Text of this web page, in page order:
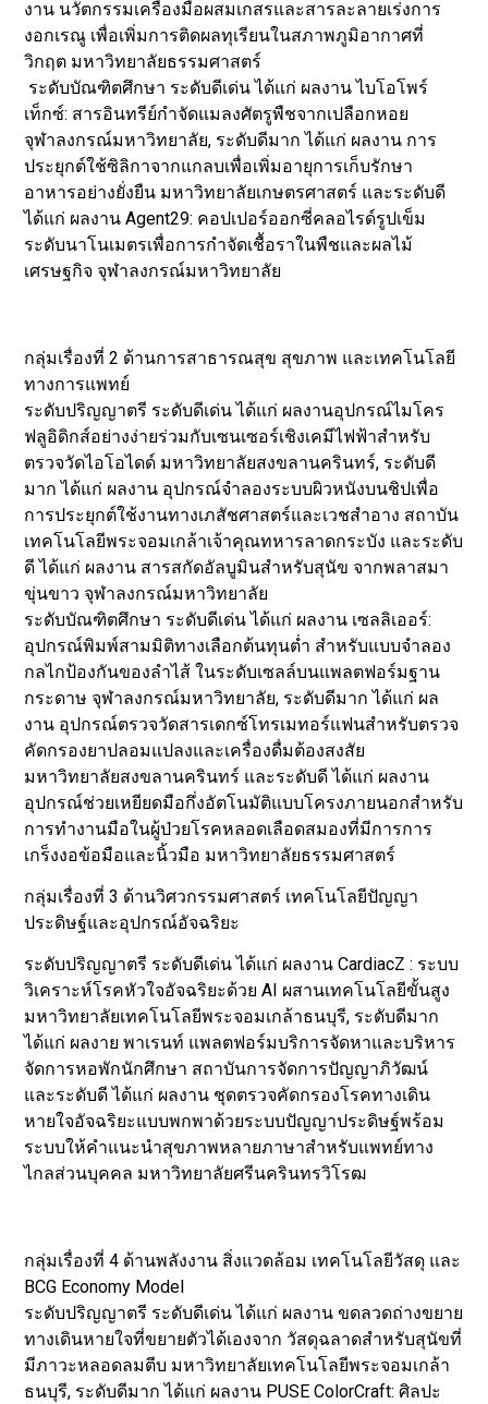
งาน นวัตกรรมเครื่องมือผสมเกสรและสารละลายเร่งการ
งอกเรณู เพื่อเพิ่มการติดผลทุเรียนในสภาพภูมิอากาศที่
วิกฤต มหาวิทยาลัยธรรมศาสตร์
ระดับบัณฑิตศึกษา ระดับดีเด่น ได้แก่ ผลงาน ไบโอโพร์
เท็กซ์: สารอินทรีย์กำจัดแมลงศัตรูพืชจากเปลือกหอย
จุฬาลงกรณ์มหาวิทยาลัย, ระดับดีมาก ได้แก่ ผลงาน การ
ประยุกต์ใช้ซิลิกาจากแกลบเพื่อเพิ่มอายุการเก็บรักษา
อาหารอย่างยั่งยืน มหาวิทยาลัยเกษตรศาสตร์ และระดับดี
ได้แก่ ผลงาน Agent29: คอปเปอร์ออกซี่คลอไรด์รูปเข็ม
ระดับนาโนเมตรเพื่อการกำจัดเชื้อราในพืชและผลไม้
เศรษฐกิจ จุฬาลงกรณ์มหาวิทยาลัย
กลุ่มเรื่องที่ 2 ด้านการสาธารณสุข สุขภาพ และเทคโนโลยี
ทางการแพทย์
ระดับปริญญาตรี ระดับดีเด่น ได้แก่ ผลงานอุปกรณ์ไมโคร
ฟลูอิดิกส์อย่างง่ายร่วมกับเซนเซอร์เชิงเคมีไฟฟ้าสำหรับ
ตรวจวัดไอโอไดด์ มหาวิทยาลัยสงขลานครินทร์, ระดับดี
มาก ได้แก่ ผลงาน อุปกรณ์จำลองระบบผิวหนังบนชิปเพื่อ
การประยุกต์ใช้งานทางเภสัชศาสตร์และเวชสำอาง สถาบัน
เทคโนโลยีพระจอมเกล้าเจ้าคุณทหารลาดกระบัง และระดับ
ดี ได้แก่ ผลงาน สารสกัดอัลบูมินสำหรับสุนัข จากพลาสมา
ขุ่นขาว จุฬาลงกรณ์มหาวิทยาลัย
ระดับบัณฑิตศึกษา ระดับดีเด่น ได้แก่ ผลงาน เซลลิเออร์:
อุปกรณ์พิมพ์สามมิติทางเลือกต้นทุนต่ำ สำหรับแบบจำลอง
กลไกป้องกันของลำไส้ ในระดับเซลล์บนแพลตฟอร์มฐาน
กระดาษ จุฬาลงกรณ์มหาวิทยาลัย, ระดับดีมาก ได้แก่ ผล
งาน อุปกรณ์ตรวจวัดสารเดกซ์โทรเมทอร์แฟนสำหรับตรวจ
คัดกรองยาปลอมแปลงและเครื่องดื่มต้องสงสัย
มหาวิทยาลัยสงขลานครินทร์ และระดับดี ได้แก่ ผลงาน
อุปกรณ์ช่วยเหยียดมือกึ่งอัตโนมัติแบบโครงภายนอกสำหรับ
การทำงานมือในผู้ป่วยโรคหลอดเลือดสมองที่มีการการ
เกร็งงอข้อมือและนิ้วมือ มหาวิทยาลัยธรรมศาสตร์
กลุ่มเรื่องที่ 3 ด้านวิศวกรรมศาสตร์ เทคโนโลยีปัญญา
ประดิษฐ์และอุปกรณ์อัจฉริยะ
ระดับปริญญาตรี ระดับดีเด่น ได้แก่ ผลงาน CardiacZ : ระบบ
วิเคราะห์โรคหัวใจอัจฉริยะด้วย AI ผสานเทคโนโลยีขั้นสูง
มหาวิทยาลัยเทคโนโลยีพระจอมเกล้าธนบุรี, ระดับดีมาก
ได้แก่ ผลงาย พาเรนท์ แพลตฟอร์มบริการจัดหาและบริหาร
จัดการหอพักนักศึกษา สถาบันการจัดการปัญญาภิวัฒน์
และระดับดี ได้แก่ ผลงาน ชุดตรวจคัดกรองโรคทางเดิน
หายใจอัจฉริยะแบบพกพาด้วยระบบปัญญาประดิษฐ์พร้อม
ระบบให้คำแนะนำสุขภาพหลายภาษาสำหรับแพทย์ทาง
ไกลส่วนบุคคล มหาวิทยาลัยศรีนครินทรวิโรฒ
กลุ่มเรื่องที่ 4 ด้านพลังงาน สิ่งแวดล้อม เทคโนโลยีวัสดุ และ
BCG Economy Model
ระดับปริญญาตรี ระดับดีเด่น ได้แก่ ผลงาน ขดลวดถ่างขยาย
ทางเดินหายใจที่ขยายตัวได้เองจาก วัสดุฉลาดสำหรับสุนัขที่
มีภาวะหลอดลมตีบ มหาวิทยาลัยเทคโนโลยีพระจอมเกล้า
ธนบุรี, ระดับดีมาก ได้แก่ ผลงาน PUSE ColorCraft: ศิลปะ